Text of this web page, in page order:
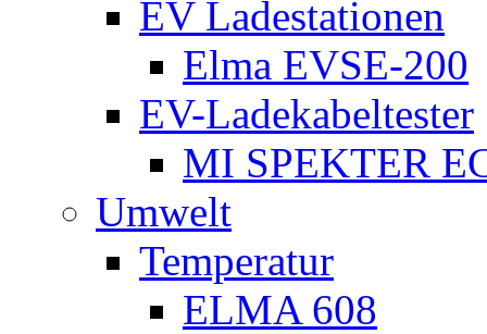
EV Ladestationen
Elma EVSE-200
EV-Ladekabeltester
MI SPEKTER
Umwelt
Temperatur
ELMA 608